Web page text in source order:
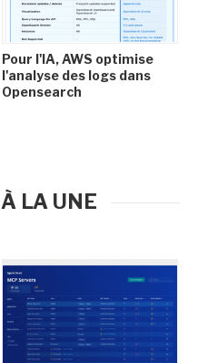
Pour l'IA, AWS optimise
l'analyse des logs dans
Opensearch
LA UNE